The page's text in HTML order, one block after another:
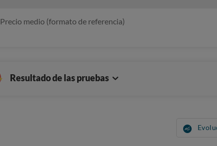
Precio medio (formato de referencia)
Resultado de las pruebas